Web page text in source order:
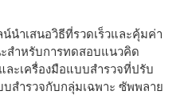
าเสนอวิธีที่รวดเร็วและคุ้มค่า
สําหรับการทดสอบแนวคิด
ะเครื่องมือแบบสํารวจที่ปรับ
สํารวจกับกลุ่มเฉพาะ ซัพพลาย